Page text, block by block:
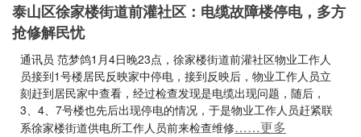
泰山区徐家楼街道前灌社区：电缆故障楼停电，多方
抢修解民忧
通讯员 范梦鸽1月4日晚23点，徐家楼街道前灌社区物业工作人
员接到1号楼居民反映家中停电，接到反映后，物业工作人员立
刻赶到居民家中查看，经过检查发现是电缆出现问题，随后，
3、4、7号楼也先后出现停电的情况，于是物业工作人员赶紧联
系徐家楼街道供电所工作人员前来检查维修……更多